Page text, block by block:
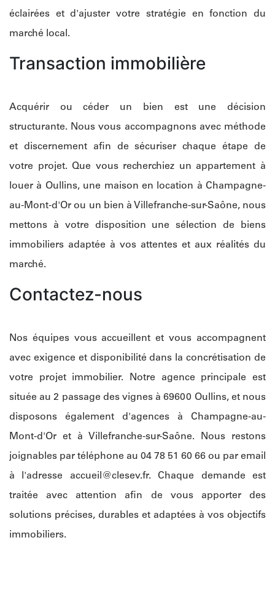
éclairées et d'ajuster votre stratégie en fonction du
marché local.
Transaction immobilière
Acquérir ou céder un bien est une décision
structurante. Nous vous accompagnons avec méthode
et discernement afin de sécuriser chaque étape de
votre projet. Que vous recherchiez un appartement à
louer à Oullins, une maison en location à Champagne-
au-Mont-d'Or ou un bien à Villefranche-sur-Saône, nous
mettons à votre disposition une sélection de biens
immobiliers adaptée à vos attentes et aux réalités du
marché.
Contactez-nous
Nos équipes vous accueillent et vous accompagnent
avec exigence et disponibilité dans la concrétisation de
votre projet immobilier. Notre agence principale est
située au 2 passage des vignes à 69600 Oullins, et nous
disposons également d'agences à Champagne-au-
Mont-d'Or et à Villefranche-sur-Saône. Nous restons
joignables par téléphone au 04 78 51 60 66 ou par email
à l'adresse accueil@clesev.fr. Chaque demande est
traitée avec attention afin de vous apporter des
solutions précises, durables et adaptées à vos objectifs
immobiliers.